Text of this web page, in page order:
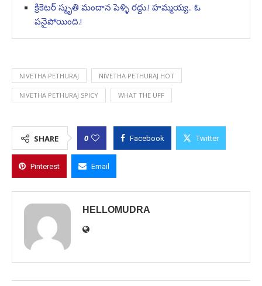
క్రికెటర్ స్మృతి మందాన పెళ్ళి రద్దు.! హమ్మయ్య.. ఓ
పనైపోయింది.!
NIVETHA PETHURAJ NIVETHA PETHURAJ HOT
NIVETHA PETHURAJ SPICY WHAT THE UFF
SHARE 0 Facebook Twitter
Pinterest Email
HELLOMUDRA